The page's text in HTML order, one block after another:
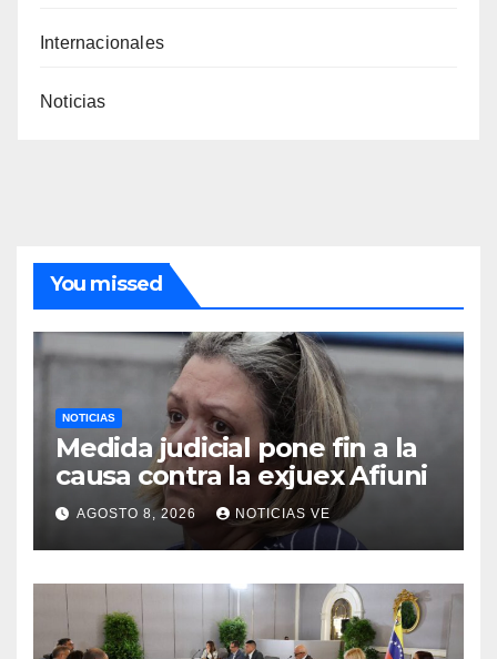
Internacionales
Noticias
You missed
NOTICIAS
Medida judicial pone fin a la
causa contra la exjuex Afiuni
AGOSTO 8, 2026 NOTICIAS VE